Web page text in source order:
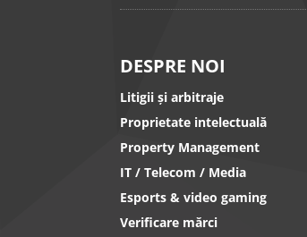
DESPRE NOI
Litigii și arbitraje
Proprietate intelectuală
Property Management
IT / Telecom / Media
Esports & video gaming
Verificare mărci